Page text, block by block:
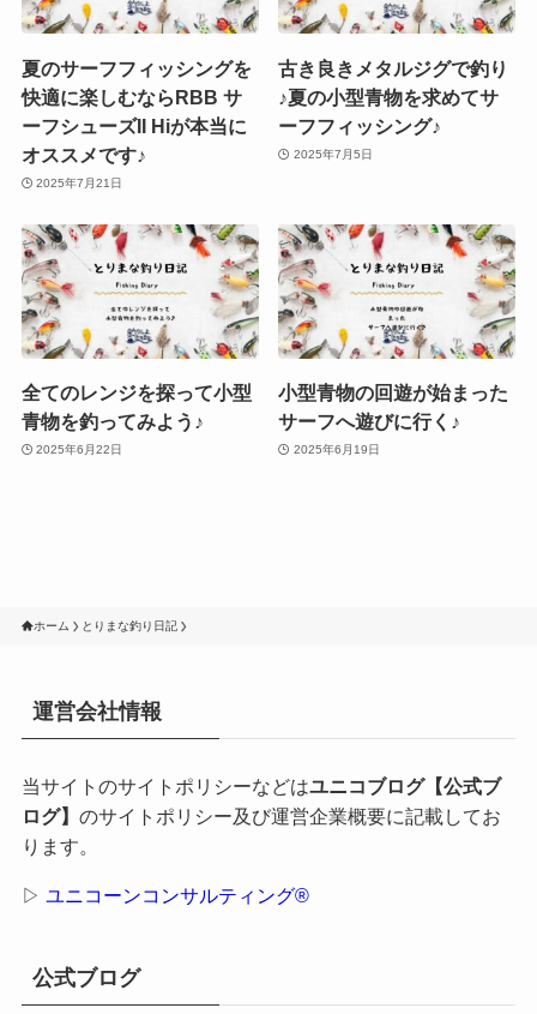
夏のサーフフィッシングを
快適に楽しむならRBB サ
ーフシューズII Hiが本当に
オススメです♪
2025年7月21日
古き良きメタルジグで釣り
♪夏の小型青物を求めてサ
ーフフィッシング♪
2025年7月5日
全てのレンジを探って小型
青物を釣ってみよう♪
2025年6月22日
小型青物の回遊が始まった
サーフへ遊びに行く♪
2025年6月19日
ホーム とりまな釣り日記
運営会社情報
当サイトのサイトポリシーなどはユニコブログ【公式ブ
ログ】 のサイトポリシー及び運営企業概要に記載してお
ります。
▷ ユニコーンコンサルティング®
公式ブログ